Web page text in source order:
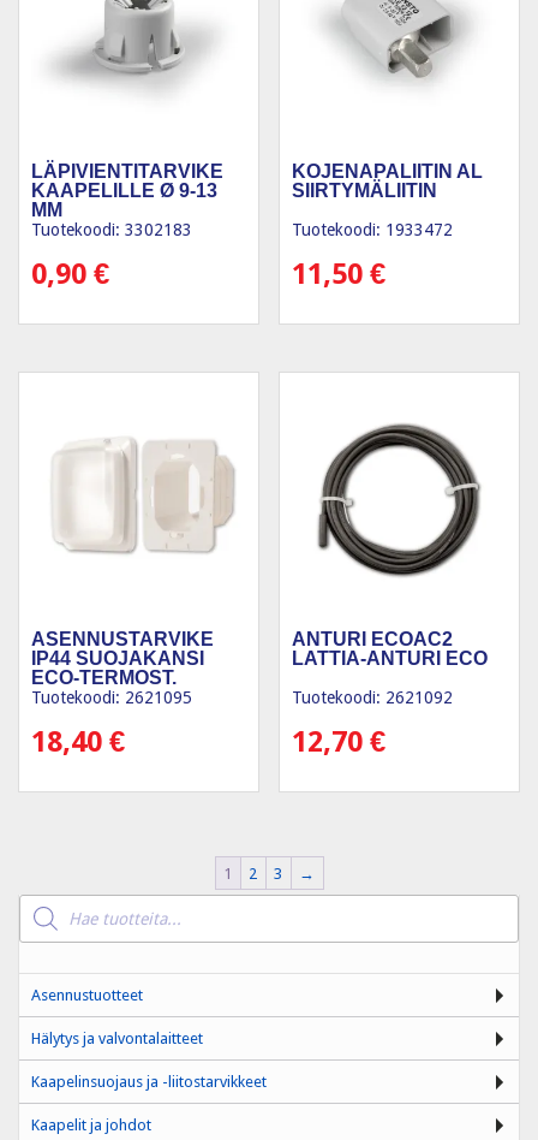
LÄPIVIENTITARVIKE
KAAPELILLE Ø 9-13
MM
Tuotekoodi: 3302183
0,90 €
KOJENAPALIITIN AL
SIIRTYMÄLIITIN
Tuotekoodi: 1933472
11,50€
ASENNUSTARVIKE
IP44 SUOJAKANSI
ECO-TERMOST.
Tuotekoodi: 2621095
18,40 €
ANTURI ECOAC2
LATTIA-ANTURI ECO
Tuotekoodi: 2621092
12,70€
1 2 3
→
Products
search
Asennustuotteet
Hälytys ja valvontalaitteet
Kaapelinsuojaus ja -liitostarvikkeet
Kaapelit ja johdot